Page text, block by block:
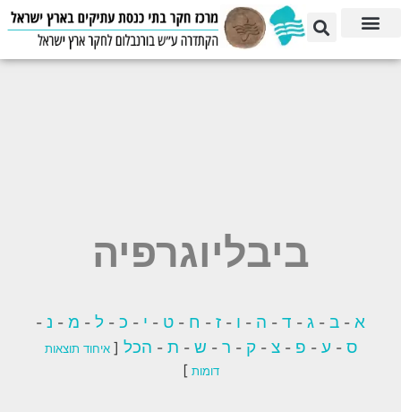
ביבליוגרפיה
א - ב - ג - ד - ה - ו - ז - ח - ט - י - כ - ל - מ - נ -
ס- ע- פ-צ-ק- ר- ש- ת- הכל [ איחוד תוצאות
דומות ]